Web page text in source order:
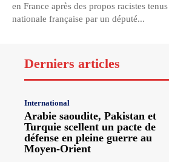
en France après des propos racistes
nationale française par un député...
Derniers articles
International
Arabie saoudite, Pakistan et
Turquie scellent un pacte de
défense en pleine guerre au
Moyen-Orient